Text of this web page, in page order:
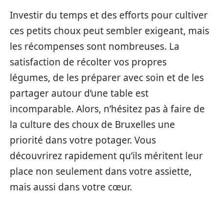
Investir du temps et des efforts pour cultiver
ces petits choux peut sembler exigeant, mais
les récompenses sont nombreuses. La
satisfaction de récolter vos propres
légumes, de les préparer avec soin et de les
partager autour d’une table est
incomparable. Alors, n’hésitez pas à faire de
la culture des choux de Bruxelles une
priorité dans votre potager. Vous
découvrirez rapidement qu’ils méritent leur
place non seulement dans votre assiette,
mais aussi dans votre cœur.